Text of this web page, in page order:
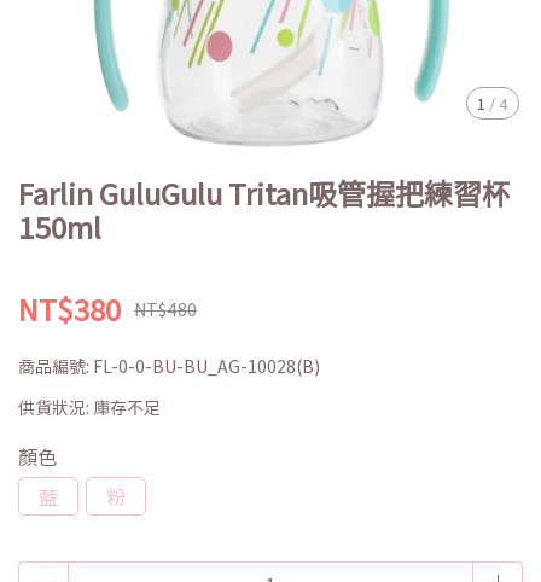
1 / 4
Farlin GuluGulu Tritan吸管握把練習杯
150ml
NT$380 NT$480
商品編號: FL-0-0-BU-BU_AG-10028(B)
供貨狀況: 庫存不足
顏色
藍
粉